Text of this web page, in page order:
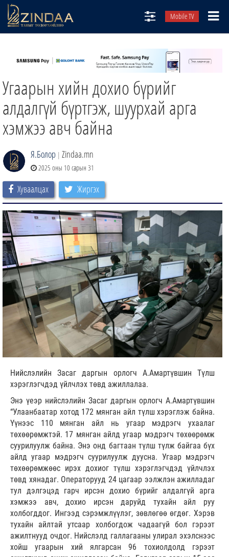
Mobile TV
ТВ8
ӨГЛӨӨНИЙ СОНИН
АУДИО ЗОХИОЛ
ЗИНДАА СЭТГҮҮЛ
Угаарын хийн дохио бүрийг
алдалгүй бүртгэж, шуурхай арга
хэмжээ авч байна
Я.Болор | Zindaa.mn
2025 оны 10 сарын 31
Хуваалцах Жиргэх
Нийслэлийн Засаг даргын орлогч А.Амартүвшин Түлш
хэрэглэгчдэд үйлчлэх төвд ажиллалаа.
Энэ үеэр нийслэлийн Засаг даргын орлогч А.Амартүвшин
“Улаанбаатар хотод 172 мянган айл түлш хэрэглэж байна.
Үүнээс 110 мянган айл нь угаар мэдрэгч ухаалаг
төхөөрөмжтэй. 17 мянган айлд угаар мэдрэгч төхөөрөмж
суурилуулж байна. Энэ онд багтаан түлш түлж байгаа бүх
айлд угаар мэдрэгч суурилуулж дуусна. Угаар мэдрэгч
төхөөрөмжөөс ирэх дохиог түлш хэрэглэгчдэд үйлчлэх
төвд хянадаг. Операторууд 24 цагаар ээлжлэн ажилладаг
тул дэлгэцэд гарч ирсэн дохио бүрийг алдалгүй арга
хэмжээ авч, дохио ирсэн даруйд тухайн айл руу
холбогддог. Ингээд сэрэмжлүүлэг, зөвлөгөө өгдөг. Хэрэв
тухайн айлтай утсаар холбогдож чадаагүй бол гэрээт
ажилтнууд очдог. Нийслэлд галлагааны улирал эхэлснээс
хойш угаарын хий ялгарсан 96 тохиолдолд гэрээт